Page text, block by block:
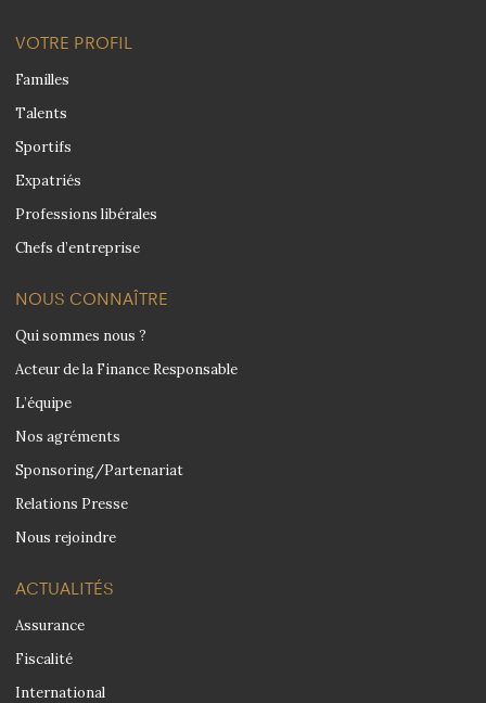
VOTRE PROFIL
Familles
Talents
Sportifs
Expatriés
Professions libérales
Chefs d’entreprise
NOUS CONNAÎTRE
Qui sommes nous ?
Acteur de la Finance Responsable
L’équipe
Nos agréments
Sponsoring/Partenariat
Relations Presse
Nous rejoindre
ACTUALITÉS
Assurance
Fiscalité
International